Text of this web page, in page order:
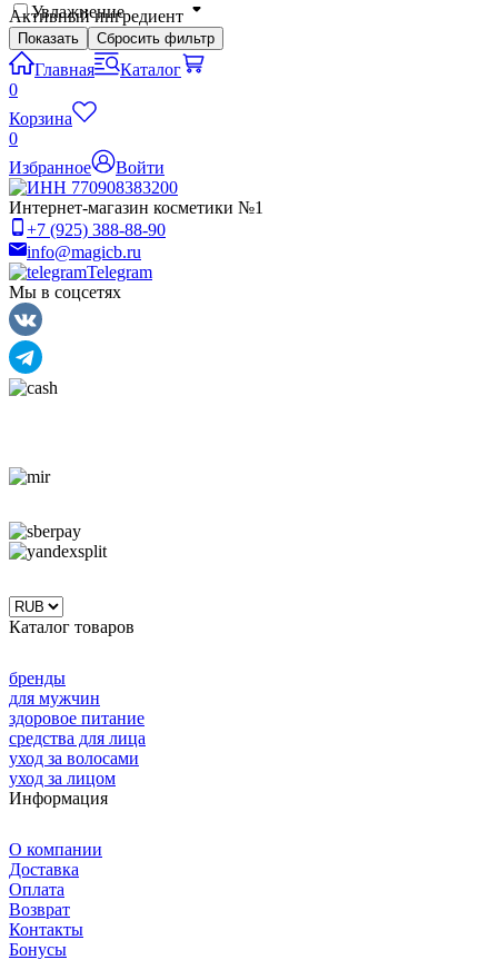
Увлажнение
Активный ингредиент
Показать Сбросить фильтр
Главная
Каталог
0
Корзина
0
Избранное
Войти
Интернет-магазин косметики №1
+7 (925) 388-88-90
info@magicb.ru
Telegram
Мы в соцсетях
Каталог товаров
бренды
для мужчин
здоровое питание
средства для лица
уход за волосами
уход за лицом
Информация
О компании
Доставка
Оплата
Возврат
Контакты
Бонусы